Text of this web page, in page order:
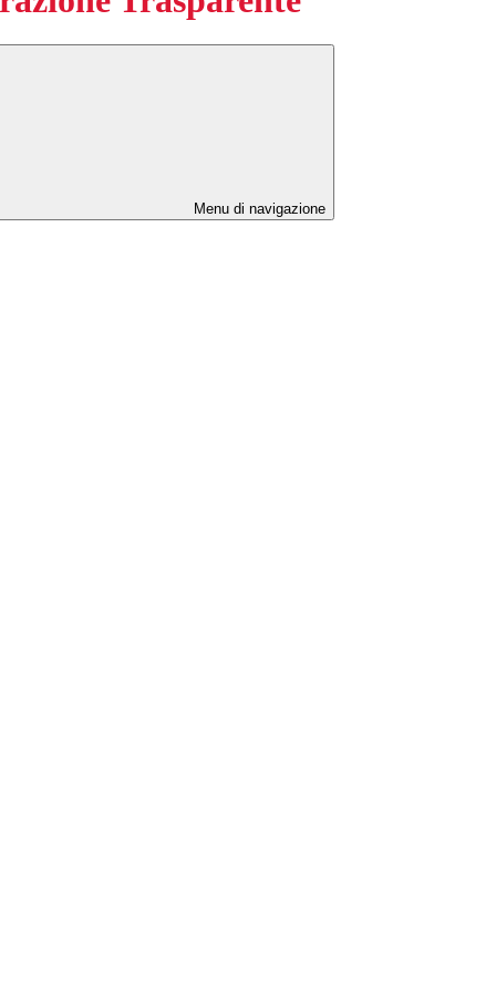
Menu di navigazione